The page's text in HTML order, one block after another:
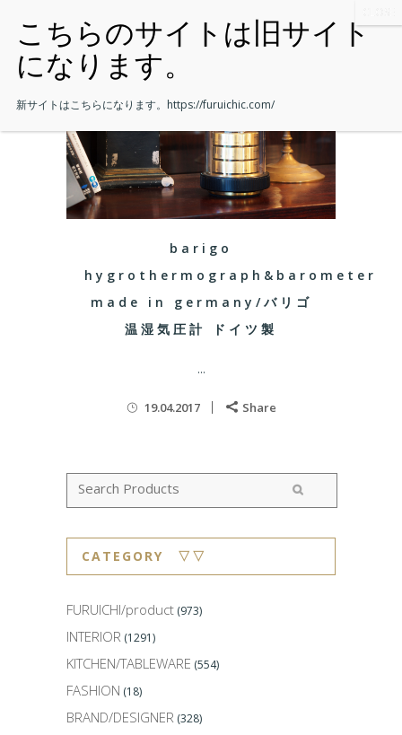
barigo
hygrothermograph&barometer
made in germany/バリゴ
温湿気圧計 ドイツ製
...
19.04.2017 Share
CATEGORY ▽▽
FURUICHI/product (973)
INTERIOR (1291)
KITCHEN/TABLEWARE (554)
FASHION (18)
BRAND/DESIGNER (328)
新サイトはこちらになります。 https://furuichic.com/